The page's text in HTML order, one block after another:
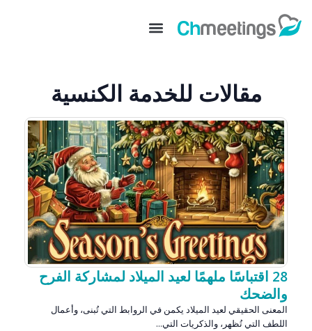
مقالات للخدمة الكنسية
28 اقتباسًا ملهمًا لعيد الميلاد لمشاركة الفرح
والضحك
المعنى الحقيقي لعيد الميلاد يكمن في الروابط التي تُبنى، وأعمال
اللطف التي تُظهر، والذكريات التي...